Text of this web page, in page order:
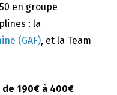
en groupe
: la
(GAF), et la Team
190€ à 400€